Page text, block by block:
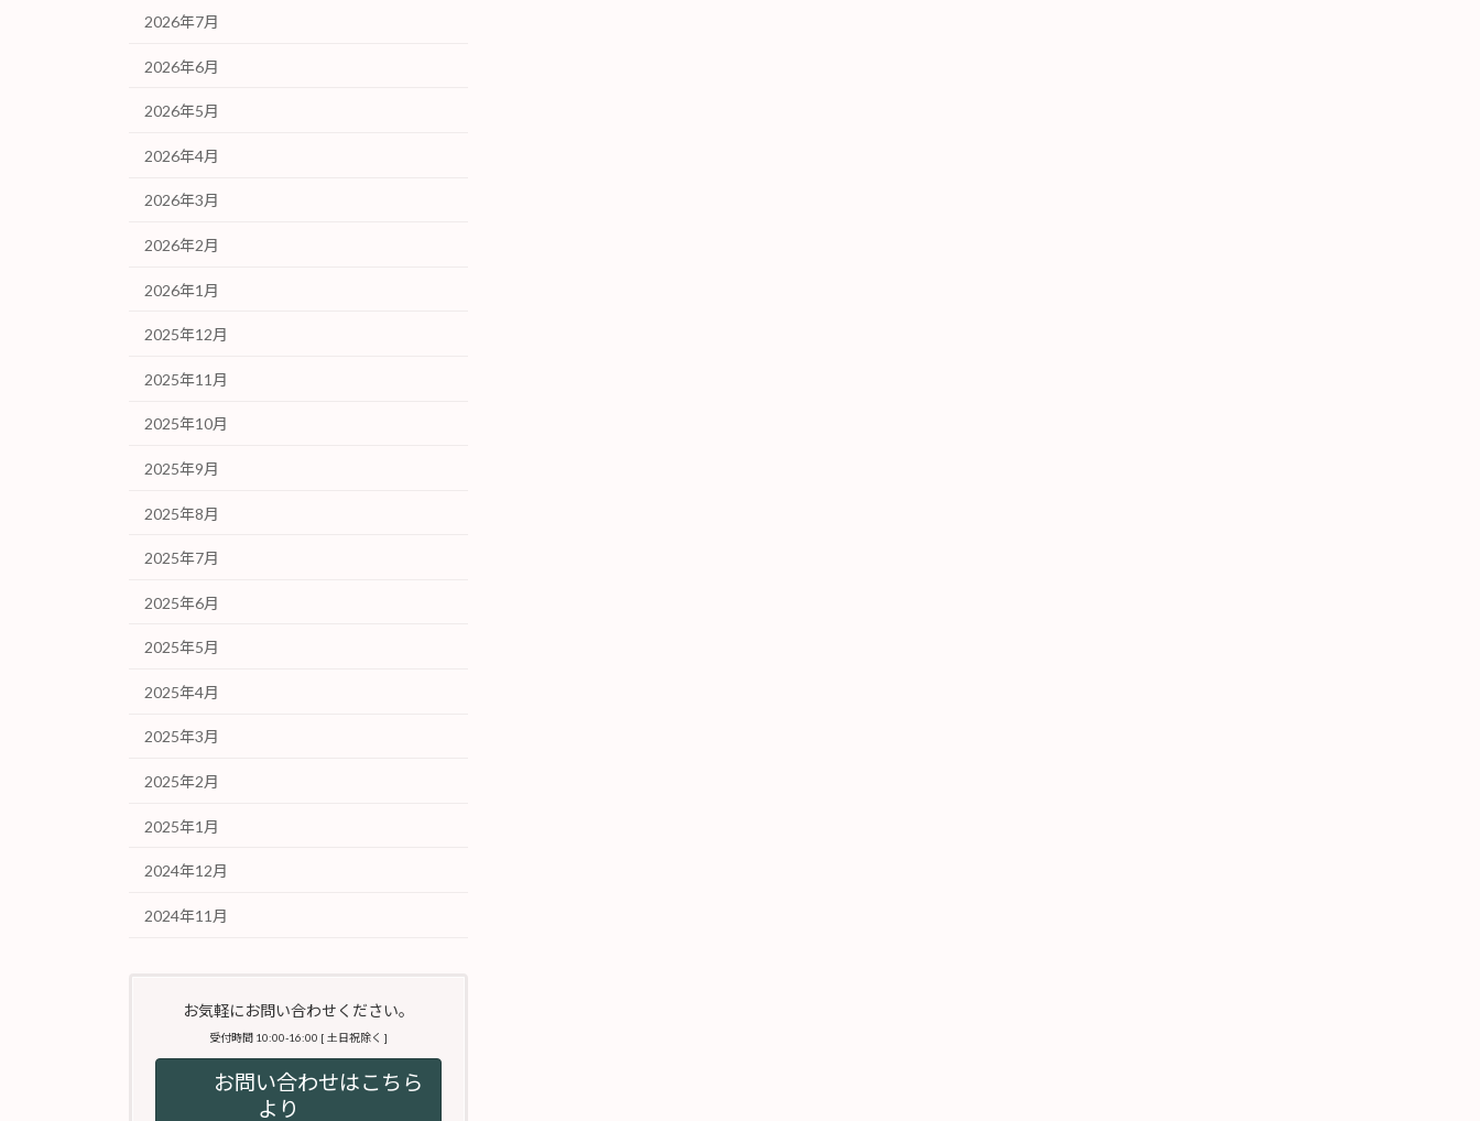
2026年7月
2026年6月
2026年5月
2026年4月
2026年3月
2026年2月
2026年1月
2025年12月
2025年11月
2025年10月
2025年9月
2025年8月
2025年7月
2025年6月
2025年5月
2025年4月
2025年3月
2025年2月
2025年1月
2024年12月
2024年11月
お気軽にお問い合わせください。
受付時間 10:00-16:00 [ 土日祝除く ]
お問い合わせはこちら
より